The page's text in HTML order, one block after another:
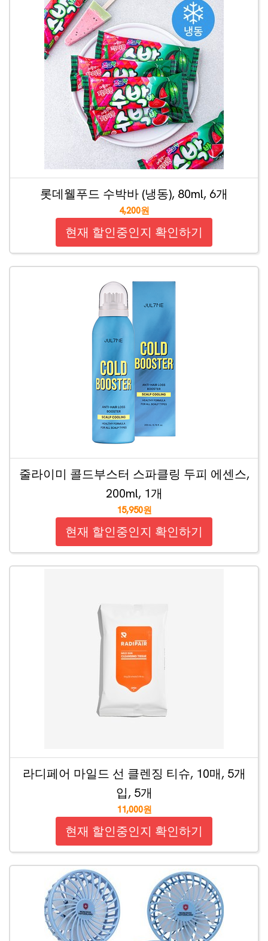
롯데웰푸드 수박바 (냉동), 80ml, 6개
4,200원
현재 할인중인지 확인하기
줄라이미 콜드부스터 스파클링 두피 에센스,
200ml, 1개
15,950원
현재 할인중인지 확인하기
라디페어 마일드 선 클렌징 티슈, 10매, 5개
입, 5개
11,000원
현재 할인중인지 확인하기